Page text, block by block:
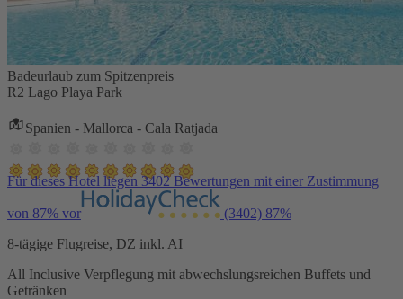
Badeurlaub zum Spitzenpreis
R2 Lago Playa Park
Spanien - Mallorca - Cala Ratjada
Für dieses Hotel liegen 3402 Bewertungen mit einer Zustimmung
von 87% vor (3402) 87%
8-tägige Flugreise, DZ inkl. AI
All Inclusive Verpflegung mit abwechslungsreichen Buffets und
Getränken